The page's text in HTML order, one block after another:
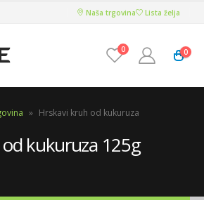
Naša trgovina Lista želja
0 0
» Hrskavi kruh od kukuruza
kukuruza 125g